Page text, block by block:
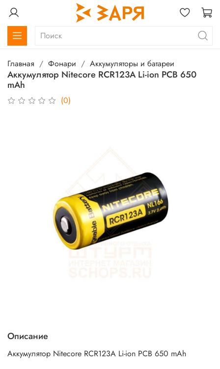
Главная Фонари Аккумуляторы и батареи
Аккумулятор Nitecore RCR123A Li-ion PCB 650
mAh
(0)
Описание
Аккумулятор Nitecore RCR123A Li-ion PCB 650 mAh